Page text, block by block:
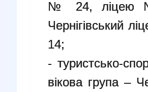
№ 24, ліцею
14;
- туристсько-
вікова група –